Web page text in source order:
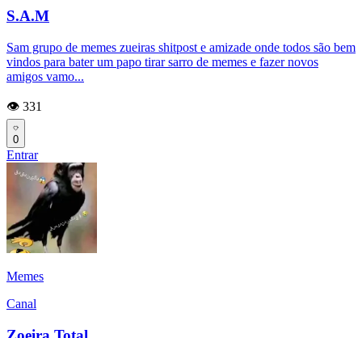
S.A.M
Sam grupo de memes zueiras shitpost e amizade onde todos são bem
vindos para bater um papo tirar sarro de memes e fazer novos
amigos vamo...
👁️ 331
0
Entrar
Memes
Canal